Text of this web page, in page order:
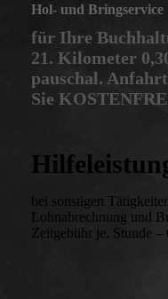
Hol- und Bringservice
für Ihre
21. Kilometer
pauschal. Anfahrt
Sie
bei sonstigen
Lohnabrechnung und
Zeitgebühr je. Stunde –